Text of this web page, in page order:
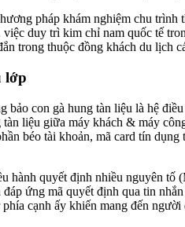
pháp khám nghiệm chu
duy trì kim chỉ nam quốc tế
trong thuộc đồng khách du lịch
lớp
con gà hung tàn liệu là hệ
liệu giữa máy khách & máy
béo tài khoản, mã card tín
hành quyết định nhiều nguyên
ứng mã quyết định qua tin
cạnh ấy khiến mang đến